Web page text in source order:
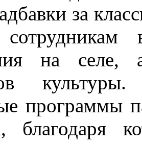
за
на
программы
благодаря